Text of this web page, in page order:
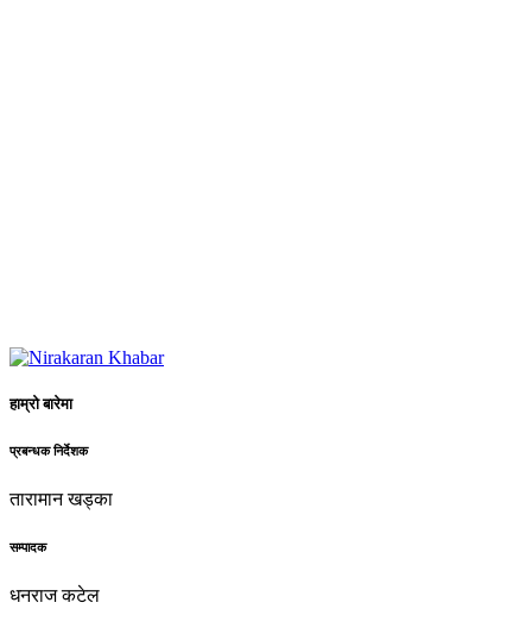
हाम्रो बारेमा
प्रबन्धक निर्देशक
तारामान खड्का
सम्पादक
धनराज कटेल